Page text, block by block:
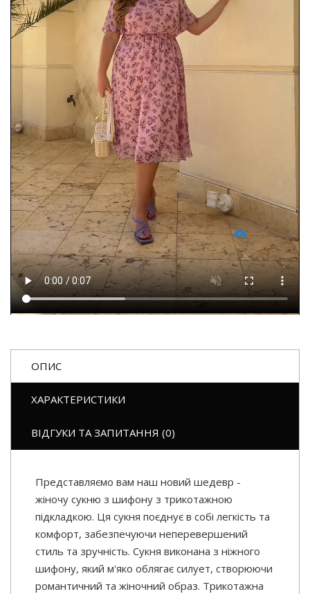
ОПИС
ХАРАКТЕРИСТИКИ
ВІДГУКИ ТА ЗАПИТАННЯ (0)
Представляємо вам наш новий шедевр -
жіночу сукню з шифону з трикотажною
підкладкою. Ця сукня поєднує в собі легкість та
комфорт, забезпечуючи неперевершений
стиль та зручність. Сукня виконана з ніжного
шифону, який м'яко облягає силует, створюючи
романтичний та жіночний образ. Трикотажна